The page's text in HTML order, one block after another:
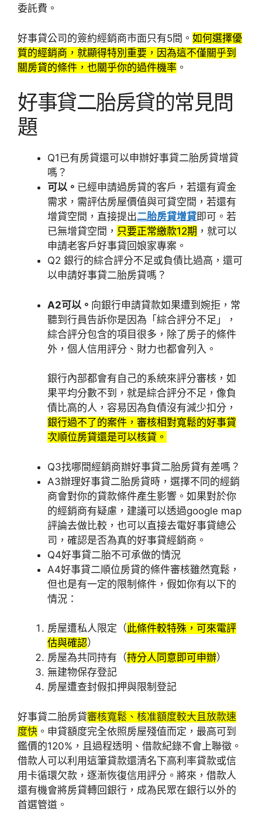
委託費。
好事貸公司的簽約經銷商市面只有5間。 如何選擇優
質的經銷商，就顯得特別重要，因為這不僅關乎到
關房貸的條件，也關乎你的過件機率 。
好事貸二胎房貸的常見問
題
Q1已有房貸還可以申辦好事貸二胎房貸增貸
嗎？
可以。 已經申請過房貸的客戶，若還有資金
需求，需評估房屋價值與可貸空間，若還有
增貸空間，直接提出二胎房貸增貸即可。若
已無增貸空間， 只要正常繳款12期 ，就可以
申請老客戶好事貸回娘家專案。
Q2 銀行的綜合評分不足或負債比過高，還可
以申請好事貸二胎房貸嗎？
A2可以。 向銀行申請貸款如果遭到婉拒，常
聽到行員告訴你是因為「綜合評分不足」，
綜合評分包含的項目很多，除了房子的條件
外，個人信用評分、財力也都會列入。
銀行內部都會有自己的系統來評分審核，如
果平均分數不到，就是綜合評分不足，像負
債比高的人，容易因為負債沒有減少扣分，
銀行過不了的案件，審核相對寬鬆的好事貸
次順位房貸還是可以核貸。
Q3找哪間經銷商辦好事貸二胎房貸有差嗎？
A3辦理好事貸二胎房貸時，選擇不同的經銷
商會對你的貸款條件產生影響。如果對於你
的經銷商有疑慮，建議可以透過google map
評論去做比較，也可以直接去電好事貸總公
司，確認是否為真的好事貸經銷商。
Q4好事貸二胎不可承做的情況
A4好事貸二順位房貸的條件審核雖然寬鬆，
但也是有一定的限制條件，假如你有以下的
情況：
房屋遭私人限定（此條件較特殊，可來電評
估與確認）
房屋為共同持有（持分人同意即可申辦）
無建物保存登記
房屋遭查封假扣押與限制登記
好事貸二胎房貸審核寬鬆、 核准額度較大且 放款速
度快 。申貸額度完全依照房屋殘值而定，最高可到
鑑價的120%，且過程透明、借款紀錄不會上聯徵。
借款人可以利用這筆貸款還清名下高利率貸款或信
用卡循環欠款，逐漸恢復信用評分。將來，借款人
還有機會將房貸轉回銀行，成為民眾在銀行以外的
首選管道。